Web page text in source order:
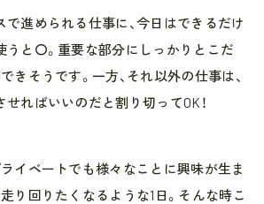
で進められる仕事に、今日はできるだけ
うと〇。重要な部分にしっかりとこだ
きそうです。一方、それ以外の仕事は、
ればいいのだと割り切ってOK！
イベートでも様々なことに興味が生ま
り回りたくなるような1日。そんな時こ